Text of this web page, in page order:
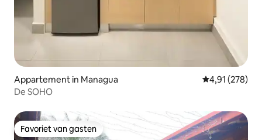
Appartement in Managua Gemiddelde
4,91 (278)
De SOHO
Favoriet van gasten
Favoriet van gasten